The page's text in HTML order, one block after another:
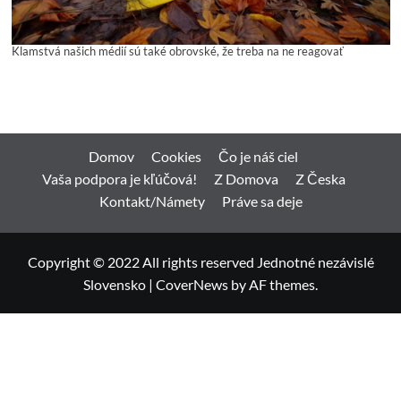
Klamstvá našich médií sú také obrovské, že treba na ne reagovať
Domov Cookies
Čo je náš ciel
Vaša podpora je kľúčová!
Z Domova
Z Česka
Kontakt/Námety
Práve sa deje
Copyright © 2022 All rights reserved Jednotné nezávislé
Slovensko | CoverNews by AF themes.